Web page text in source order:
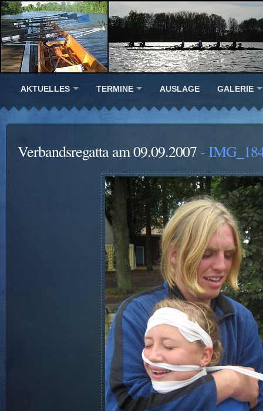
AKTUELLES TERMINE AUSLAGE GALERIE
Verbandsregatta am 09.09.2007 -